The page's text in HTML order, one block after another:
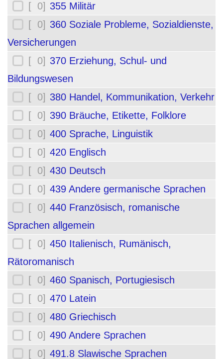
[ 0] 355 Militär
[ 0] 360 Soziale Probleme, Sozialdienste,
Versicherungen
[ 0] 370 Erziehung, Schul- und
Bildungswesen
[ 0] 380 Handel, Kommunikation, Verkehr
[ 0] 390 Bräuche, Etikette, Folklore
[ 0] 400 Sprache, Linguistik
[ 0] 420 Englisch
[ 0] 430 Deutsch
[ 0] 439 Andere germanische Sprachen
[ 0] 440 Französisch, romanische
Sprachen allgemein
[ 0] 450 Italienisch, Rumänisch,
Rätoromanisch
[ 0] 460 Spanisch, Portugiesisch
[ 0] 470 Latein
[ 0] 480 Griechisch
[ 0] 490 Andere Sprachen
[ 0] 491.8 Slawische Sprachen